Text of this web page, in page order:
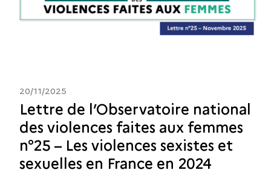
20/11/2025
Lettre de l’Observatoire national
des violences faites aux femmes
n°25 – Les violences sexistes et
sexuelles en France en 2024